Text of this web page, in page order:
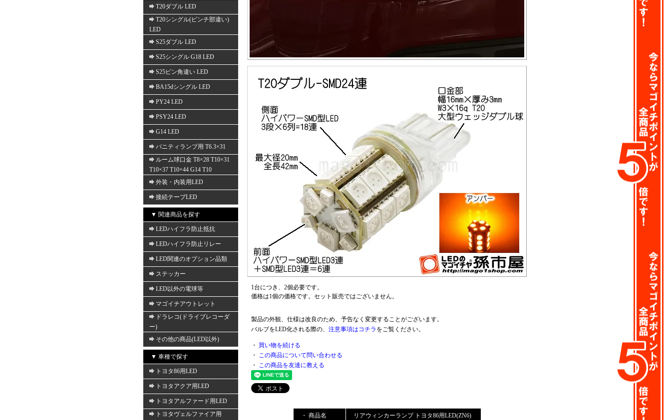
T20ダブル LED
T20シングル(ピンチ部違い)
LED
S25ダブル LED
S25シングル G18 LED
S25ピン角違い LED
BA15dシングル LED
PY24 LED
PSY24 LED
G14 LED
バニティランプ用 T6.3×31
ルーム球口金 T8×28 T10×31
T10×37 T10×44 G14 T10
外装・内装用LED
接続テープLED
▼ 関連商品を探す
LEDハイフラ防止抵抗
LEDハイフラ防止リレー
LED関連のオプション品類
ステッカー
LED以外の電球等
マゴイチアウトレット
ドラレコ(ドライブレコーダ
ー)
その他の商品(LED以外)
▼ 車種で探す
トヨタ86用LED
トヨタアクア用LED
トヨタアルファード用LED
トヨタヴェルファイア用
1台につき、2個必要です。
価格は1個の価格です。セット販売ではございません。
製品の外観、仕様は改良のため、予告なく変更することがございます。
バルブをLED化される際の、 注意事項はコチラ をご覧ください。
・ 買い物を続ける
・ この商品について問い合わせる
・ この商品を友達に教える
・ 商品名 リアウィンカーランプ トヨタ86用LED(ZN6)